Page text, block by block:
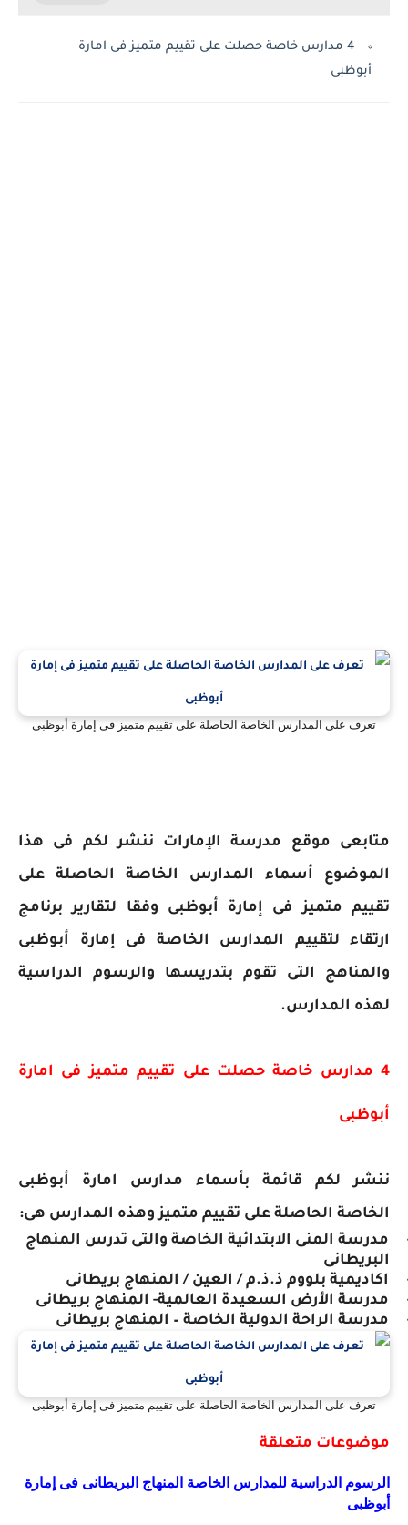
4 مدارس خاصة حصلت على تقييم متميز فى امارة
أبوظبى
تعرف على المدارس الخاصة الحاصلة على تقييم متميز فى إمارة أبوظبى
متابعى موقع مدرسة الإمارات ننشر لكم فى هذا
الموضوع
أسماء المدارس الخاصة الحاصلة على
تقييم متميز فى إمارة أبوظبى وفقا لتقارير برنامج
ارتقاء لتقييم المدارس الخاصة فى إمارة أبوظبى
والمناهج التى تقوم بتدريسها والرسوم الدراسية
لهذه المدارس.
4 مدارس خاصة حصلت على تقييم متميز فى امارة
أبوظبى
ننشر لكم قائمة بأسماء مدارس امارة أبوظبى
الخاصة الحاصلة على تقييم متميز وهذه المدارس هى:
مدرسة المنى الابتدائية الخاصة والتى تدرس المنهاج
البريطانى
اكاديمية بلووم ذ.ذ.م / العين / المنهاج بريطانى
مدرسة الأرض السعيدة العالمية- المنهاج بريطانى
مدرسة الراحة الدولية الخاصة – المنهاج بريطانى
تعرف على المدارس الخاصة الحاصلة على تقييم متميز فى إمارة أبوظبى
موضوعات متعلقة
الرسوم الدراسية للمدارس الخاصة المنهاج البريطانى فى إمارة
أبوظبى